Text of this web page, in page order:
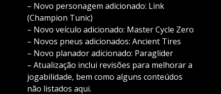
– Novo personagem adicionado: Link
(Champion Tunic)
– Novo veículo adicionado: Master Cycle Zero
– Novos pneus adicionados: Ancient Tires
– Novo planador adicionado: Paraglider
– Atualização inclui revisões para melhorar a
jogabilidade, bem como alguns conteúdos
não listados aqui.